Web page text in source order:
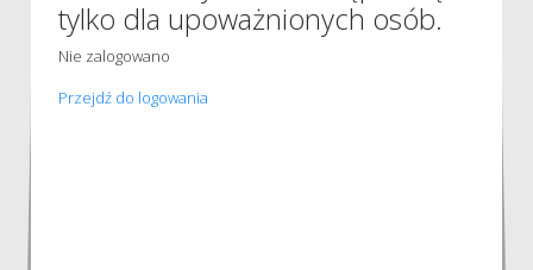
tylko dla upoważnionych osób.
Nie zalogowano
Przejdź do logowania